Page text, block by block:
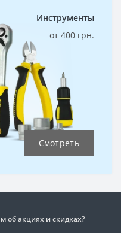
Инструменты
от 400 грн.
Смотреть
об акциях и скидках?